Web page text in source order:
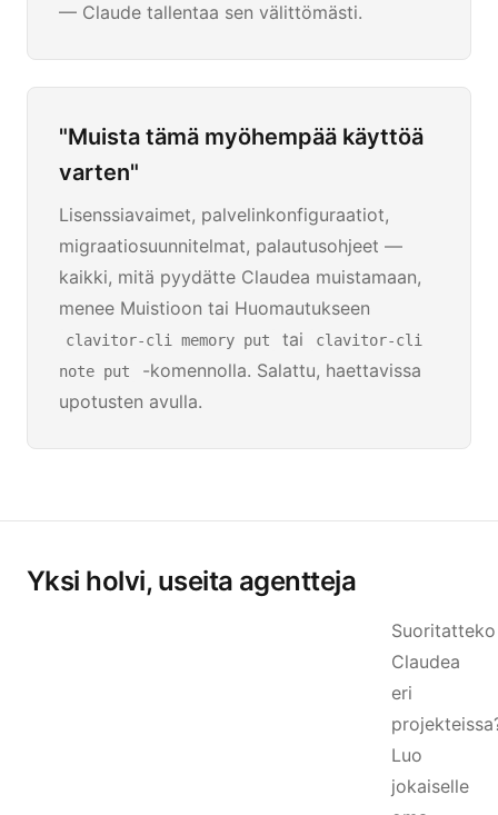
— Claude tallentaa sen välittömästi.
"Muista tämä myöhempää käyttöä
varten"
Lisenssiavaimet, palvelinkonfiguraatiot,
migraatiosuunnitelmat, palautusohjeet —
kaikki, mitä pyydätte Claudea muistamaan,
menee Muistioon tai Huomautukseen
clavitor-cli memory put tai
clavitor-cli
note put
-komennolla. Salattu, haettavissa
upotusten avulla.
Yksi holvi, useita agentteja
Suoritatteko
Claudea
eri
Luo
jokaiselle